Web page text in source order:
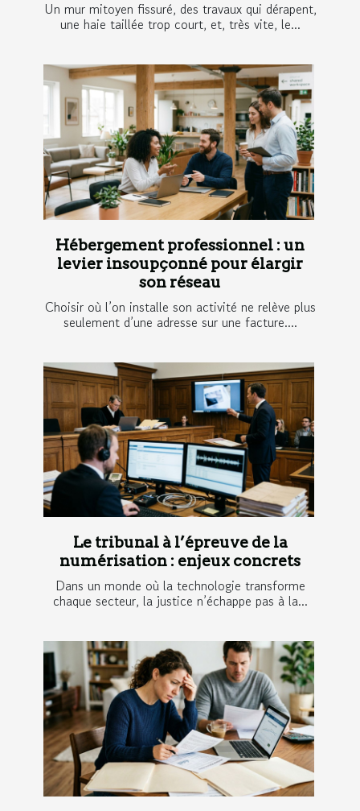
Un mur mitoyen fissuré, des travaux qui dérapent,
une haie taillée trop court, et, très vite, le...
Hébergement professionnel : un
levier insoupçonné pour élargir
son réseau
Choisir où l’on installe son activité ne relève plus
seulement d’une adresse sur une facture....
Le tribunal à l’épreuve de la
numérisation : enjeux concrets
Dans un monde où la technologie transforme
chaque secteur, la justice n’échappe pas à la...